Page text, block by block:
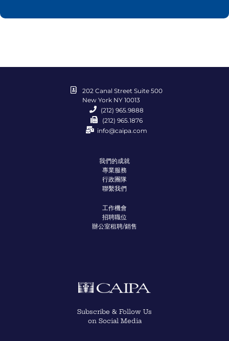
202 Canal Street Suite 500
New York NY 10013
(212) 965.9888
(212) 965.1876
info@caipa.com
我們的成就
專業服務
行政團隊
聯繫我們
工作機會
招聘職位
辦公室租聘/銷售
Subscribe & Follow Us
on Social Media